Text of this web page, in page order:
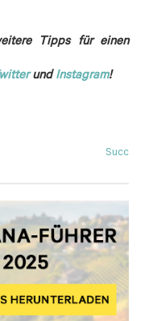
Tipps für einen
undInstagram!
Succ